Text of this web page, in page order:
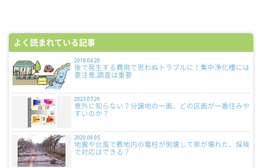
よく読まれている記事
2018.04.20
後で発生する費用で思わぬトラブルに！集中浄化槽には
要注意,調査は重要
2023.07.20
意外に知らない？分譲地の一画、どの区画が一番住みや
すいのか？
2020.09.05
地震や台風で敷地内の電柱が倒壊して家が壊れた、保険
で対応はできる？